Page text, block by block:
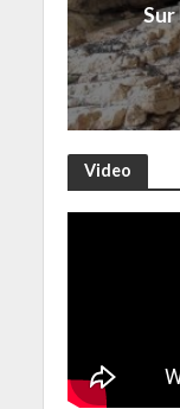
Sur
Video